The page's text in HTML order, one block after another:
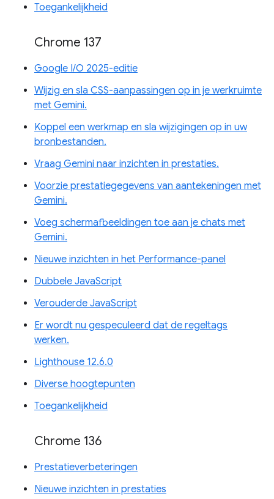
Toegankelijkheid
Chrome 137
Google I/O 2025-editie
Wijzig en sla CSS-aanpassingen op in je werkruimte
met Gemini.
Koppel een werkmap en sla wijzigingen op in uw
bronbestanden.
Vraag Gemini naar inzichten in prestaties.
Voorzie prestatiegegevens van aantekeningen met
Gemini.
Voeg schermafbeeldingen toe aan je chats met
Gemini.
Nieuwe inzichten in het Performance-panel
Dubbele JavaScript
Verouderde JavaScript
Er wordt nu gespeculeerd dat de regeltags
werken.
Lighthouse 12.6.0
Diverse hoogtepunten
Toegankelijkheid
Chrome 136
Prestatieverbeteringen
Nieuwe inzichten in prestaties